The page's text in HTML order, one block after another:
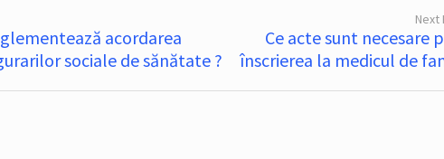
acordarea
sociale de sănătate ?
Next
Ce acte sunt necesare
înscrierea la medicul de